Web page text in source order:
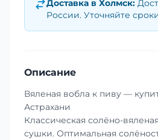
Доставка в Холмск:
России. Уточняйте
Описание
Вяленая вобла к пиву —
Астрахани
Классическая солёно-
сушки. Оптимальная